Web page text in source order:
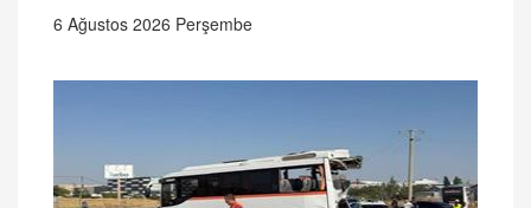
6 Ağustos 2026 Perşembe